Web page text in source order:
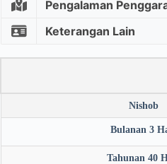
Pengalaman
Keterangan Lain
Nishob
Bulanan 3
Tahunan 40